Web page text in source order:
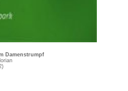
Damenstrumpf